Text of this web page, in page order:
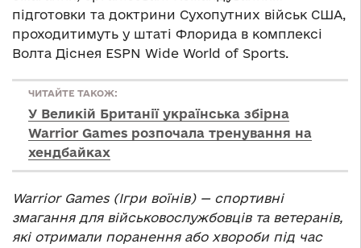
підготовки та доктрини Сухопутних військ США,
проходитимуть у штаті Флорида в комплексі
Волта Діснея ESPN Wide World of Sports.
ЧИТАЙТЕ ТАКОЖ:
У Великій Британії українська збірна
Warrior Games розпочала тренування на
хендбайках
Warrior Games (Ігри воїнів) — спортивні
змагання для військовослужбовців та ветеранів,
які отримали поранення або хвороби під час